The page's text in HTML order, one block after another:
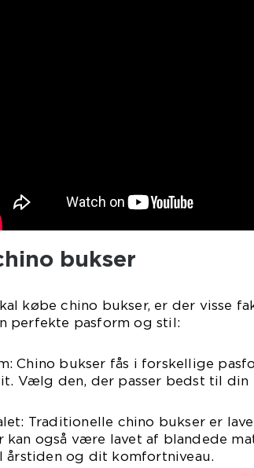
bukser
købe chino bukser, er der visse
perfekte pasform og stil:
Chino bukser fås i forskellige
Vælg den, der passer bedst til
Traditionelle chino bukser er
kan også være lavet af blandede
årstiden og dit komfortniveau.